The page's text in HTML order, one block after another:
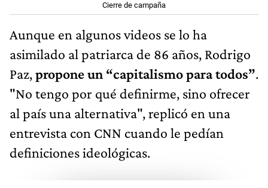
Cierre de campaña
Aunque en algunos videos se lo ha
asimilado al patriarca de 86 años, Rodrigo
Paz,propone un “capitalismo para todos”.
"No tengo por qué definirme, sino ofrecer
al país una alternativa", replicó en una
entrevista con CNN cuando le pedían
definiciones ideológicas.